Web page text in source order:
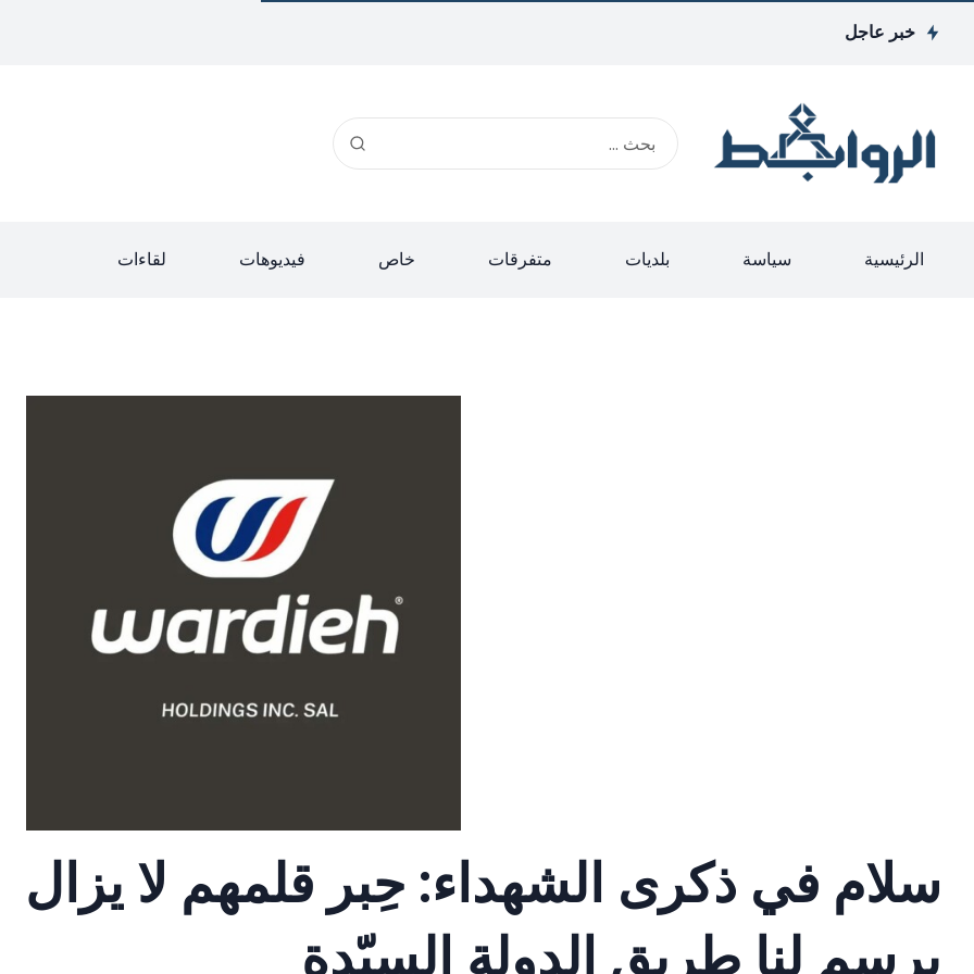
خبر عاجل
الرئيسية سياسة بلديات متفرقات خاص فيديوهات لقاءات
سلام في ذكرى الشهداء: حِبر قلمهم لا يزال
يرسم لنا طريق الدولة السيّدة